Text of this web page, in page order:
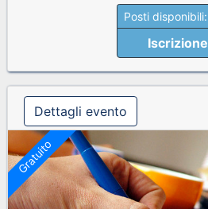
Posti disponibili:
Iscrizione
Dettagli evento
Gratuito